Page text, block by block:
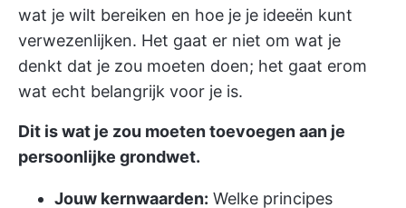
wat je wilt bereiken en hoe je je ideeën kunt
verwezenlijken. Het gaat er niet om wat je
denkt dat je zou moeten doen; het gaat erom
wat echt belangrijk voor je is.
Dit is wat je zou moeten toevoegen aan je
persoonlijke grondwet.
Jouw kernwaarden: Welke principes